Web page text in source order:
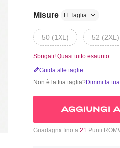
Misure IT Taglia
50 (1XL) 52 (2XL)
Sbrigati! Quasi tutto esaurito...
Guida alle taglie
Non è la tua taglia?Dimmi la
AGGIUNGI
Guadagna fino a 21 Punti